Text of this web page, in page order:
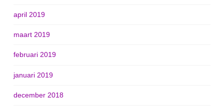
april 2019
maart 2019
februari 2019
januari 2019
december 2018